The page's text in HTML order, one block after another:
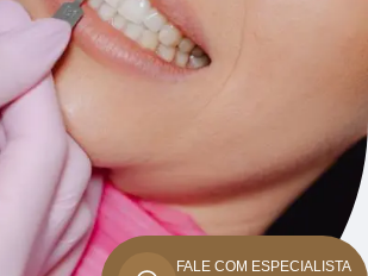
FALE COM ESPECIALISTA